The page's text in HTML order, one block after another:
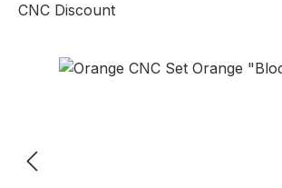
CNC Discount
Bildergalerie überspringen